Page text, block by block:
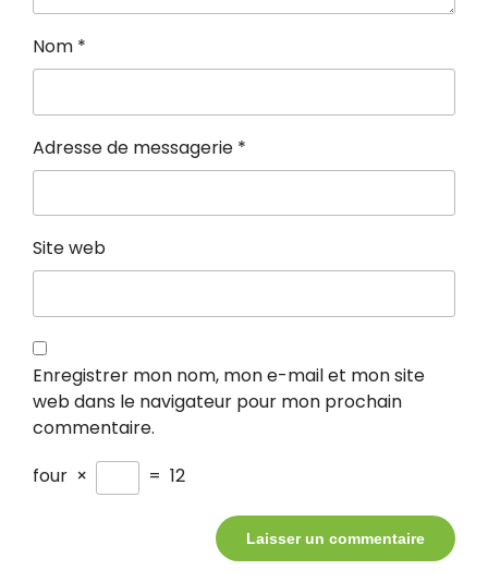
Nom *
Adresse de messagerie *
Site web
Enregistrer mon nom, mon e-mail et mon site
web dans le navigateur pour mon prochain
commentaire.
four × = 12